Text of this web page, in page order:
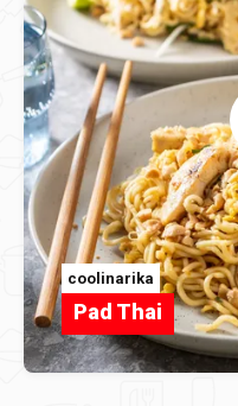
coolinarika
Pad Thai